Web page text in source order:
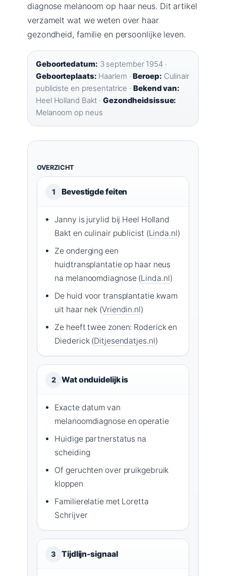
diagnose melanoom op haar neus. Dit artikel
verzamelt wat we weten over haar
gezondheid, familie en persoonlijke leven.
Geboortedatum: 3 september 1954 ·
Geboorteplaats: Haarlem ·Beroep: Culinair
publiciste en presentatrice · Bekend van:
Heel Holland Bakt ·Gezondheidsissue:
Melanoom op neus
OVERZICHT
1 Bevestigde feiten
Janny is jurylid bij Heel Holland
Bakt en culinair publicist (Linda.nl)
Ze onderging een
huidtransplantatie op haar neus
na melanoomdiagnose (Linda.nl)
De huid voor transplantatie kwam
uit haar nek (Vriendin.nl)
Ze heeft twee zonen: Roderick en
Diederick (Ditjesendatjes.nl)
2 Wat onduidelijk is
Exacte datum van
melanoomdiagnose en operatie
Huidige partnerstatus na
scheiding
Of geruchten over pruikgebruik
kloppen
Familierelatie met Loretta
Schrijver
3 Tijdlijn-signaal